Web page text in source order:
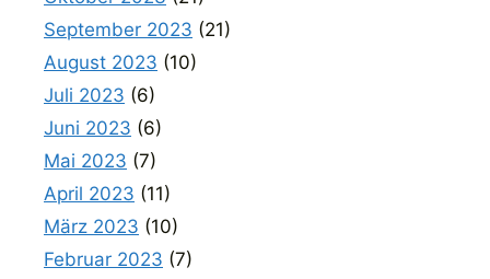
September 2023 (21)
August 2023 (10)
Juli 2023 (6)
Juni 2023 (6)
Mai 2023 (7)
April 2023 (11)
März 2023 (10)
Februar 2023 (7)